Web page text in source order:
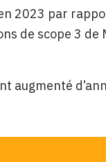
2023 par
de scope 3
augmenté